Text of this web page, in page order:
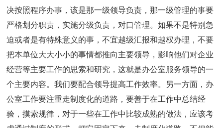
决按照程序办事，该是那一级领导负责，那一级管理的事要
严格划分职责，实施分级负责，对口管理。如果不是特别急
迫或者是有特殊意义的事，不宜越级汇报和越权办理，不要
把本单位大大小小的事情都推向主要领导，影响他们对企业
经营等主要工作的思索和研究，这就是办公室服务领导的一
个主要内容。我们要配合领导提高工作效率。另一方面，办
公室工作要注重走制度化的道路，要善于在工作中总结经
验，摸索规律，对于一些在工作中比较成熟的做法，应该考